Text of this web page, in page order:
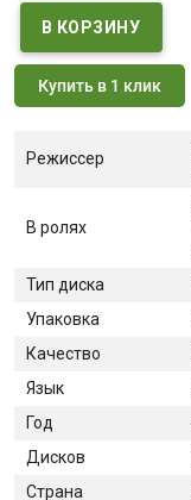
Купить в 1 клик
Режиссер
В ролях
Тип диска
Упаковка
Качество
Язык
Год
Дисков
Страна